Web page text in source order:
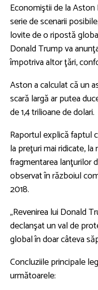
Economiştii de la
serie de scenarii
lovite de o ripostă
Donald Trump va
împotriva altor ţări,
Aston a calculat că un
scară largă ar putea
de 1,4 trilioane de dolari.
Raportul explică faptul
la preţuri mai ridicate,
fragmentarea lanţurilor
observat în războiul
2018.
„Revenirea lui Donald
declanşat un val de
global în doar câteva
Concluziile principale
următoarele: